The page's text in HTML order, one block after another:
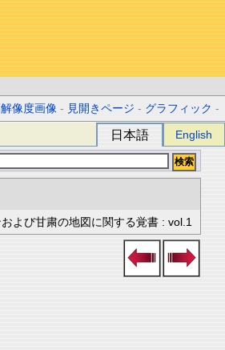
像度画像 - 見開きページ - グラフィック -
日本語 English
よび甘粛の地図に関する覚書 : vol.1